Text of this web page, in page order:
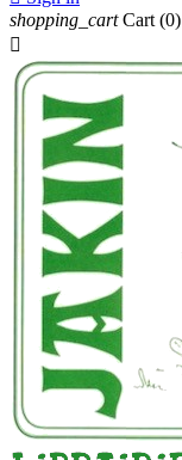
shopping_cart Cart (0)
